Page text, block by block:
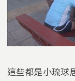
這些都是小琉球